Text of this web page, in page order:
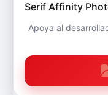
Serif Affinity
Apoya al